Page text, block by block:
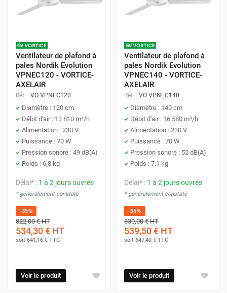
Ventilateur de plafond à
pales Nordik Evolution
VPNEC120 - VORTICE-
AXELAIR
Réf. : VO VPNEC120
Diamètre : 120 cm
Débit d'air : 13 810 m³/h
Alimentation : 230 V
Puissance : 70 W
Pression sonore : 49 dB(A)
Poids : 6,8 kg
Délai* : 1 à 2 jours ouvrés
* généralement constaté
-35%
822,00 €HT
534,30 € HT
soit 641,16 € TTC
Voir le produit
Ventilateur de plafond à
pales Nordik Evolution
VPNEC140 - VORTICE-
AXELAIR
Réf. : VO VPNEC140
Diamètre : 140 cm
Débit d'air : 16 580 m³/h
Alimentation : 230 V
Puissance : 70 W
Pression sonore : 52 dB(A)
Poids : 7,1 kg
Délai* : 1 à 2 jours ouvrés
* généralement constaté
-35%
830,00 €HT
539,50 € HT
soit 647,40 € TTC
Voir le produit